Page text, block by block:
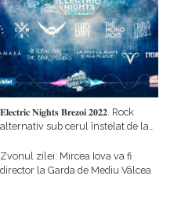
𝐄𝐥𝐞𝐜𝐭𝐫𝐢𝐜 𝐍𝐢𝐠𝐡𝐭𝐬 𝐁𝐫𝐞𝐳𝐨𝐢 𝟐𝟎𝟐𝟐. Rock
alternativ sub cerul înstelat de la
Zvonul zilei: Mircea Iova va fi
director la Garda de Mediu Vâlcea